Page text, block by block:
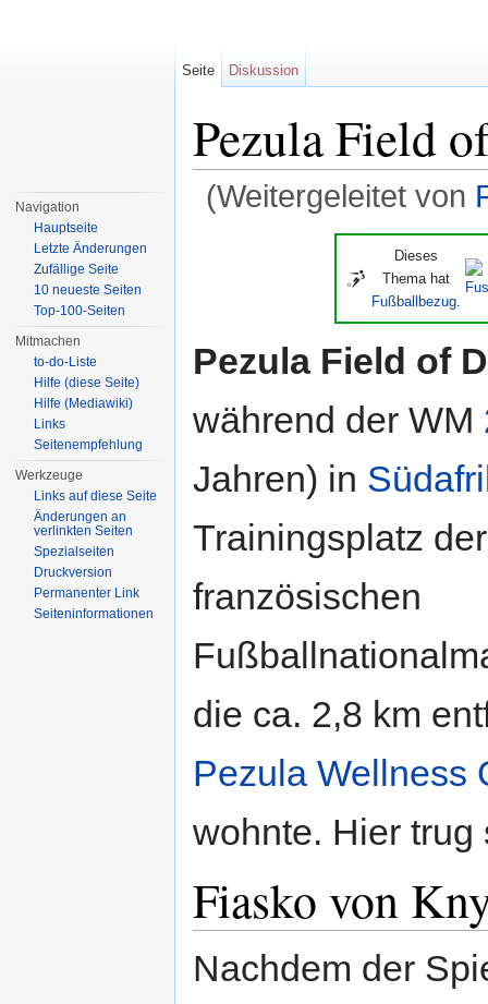
Pezula Field
(Weitergeleitet von
Dieses
Thema hat
Fußballbezug.
Pezula Field of
während der WM
Jahren) in
Trainingsplatz der
französischen
die ca. 2,8 km
Pezula Wellness
wohnte. Hier trug
Fiasko von
Nachdem der
Seite Diskussion
Navigation
Hauptseite
Letzte Änderungen
Zufällige Seite
10 neueste Seiten
Top-100-Seiten
Mitmachen
to-do-Liste
Hilfe (diese Seite)
Hilfe (Mediawiki)
Links
Seitenempfehlung
Werkzeuge
Links auf diese Seite
Änderungen an
verlinkten Seiten
Spezialseiten
Druckversion
Permanenter Link
Seiteninformationen